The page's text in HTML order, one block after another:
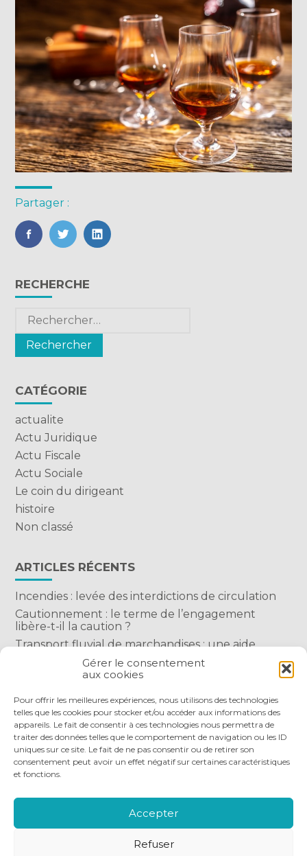
Gérer le consentement
aux cookies
Pour offrir les meilleures expériences, nous utilisons des technologies
telles que les cookies pour stocker et/ou accéder aux informations des
appareils. Le fait de consentir à ces technologies nous permettra de
traiter des données telles que le comportement de navigation ou les ID
uniques sur ce site. Le fait de ne pas consentir ou de retirer son
consentement peut avoir un effet négatif sur certaines caractéristiques
et fonctions.
Accepter
Refuser
Partager :
FaceBook
TwitterLinkedIn
Blog
sidebar
RECHERCHE
Rechercher :
CATÉGORIE
actualite
Actu Juridique
Actu Fiscale
Actu Sociale
Le coin du dirigeant
histoire
Non classé
ARTICLES RÉCENTS
Incendies : levée des interdictions de circulation
Cautionnement : le terme de l’engagement
libère-t-il la caution ?
Transport fluvial de marchandises : une aide
financière bienvenue
Succession : les donations du parent renonçant
Principale
NOS OUTILS DIGITAUX
NOUS REJOINDRE
NOUS CONTACTER